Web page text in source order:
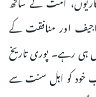
اور منافقت کے
ہی رہے۔ پوری تاریخ
خود کو اہل سنت سے